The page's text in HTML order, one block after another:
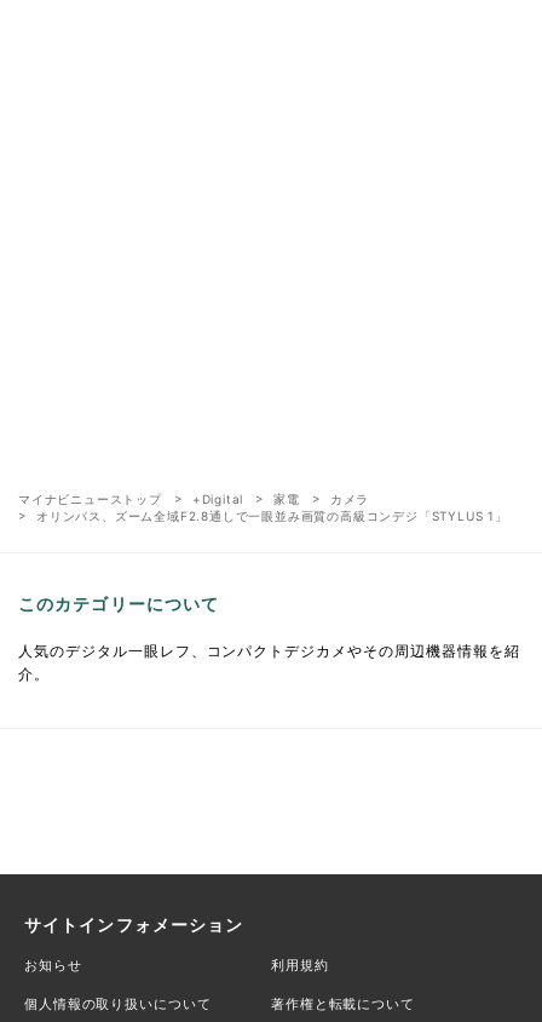
マイナビニューストップ +Digital 家電
カメラ
オリンパス、ズーム全域F2.8通しで一眼並み画質の高級コンデジ「STYLUS 1」
このカテゴリーについて
人気のデジタル一眼レフ、コンパクトデジカメやその周辺機器情報を紹
介。
サイトインフォメーション
お知らせ 利用規約
個人情報の取り扱いについて 著作権と転載について